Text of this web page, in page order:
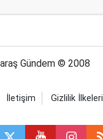
Gündem © 2008
İletişim Gizlilik İlkeleri